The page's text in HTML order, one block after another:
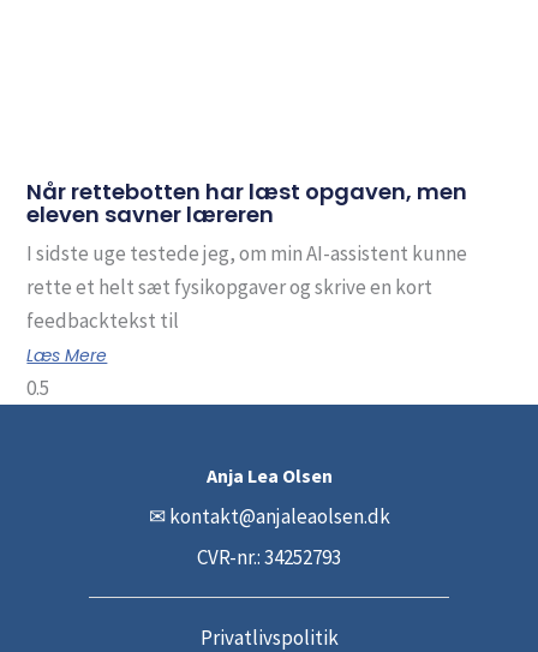
Når rettebotten har læst opgaven, men
eleven savner læreren
I sidste uge testede jeg, om min AI-assistent kunne
rette et helt sæt fysikopgaver og skrive en kort
feedbacktekst til
Læs Mere
Anja Lea Olsen
✉kontakt@anjaleaolsen.dk
CVR-nr.: 34252793
Privatlivspolitik